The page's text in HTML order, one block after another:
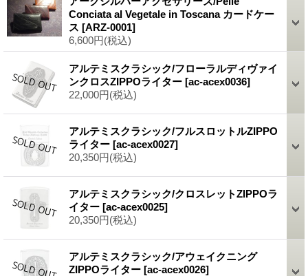
Conciata al Vegetale in Toscana カードケー
ス [ARZ-0001]
6,600円(税込)
アルテミスクラシック/フローラルディヴァイ
ンクロスZIPPOライター [ac-acex0036]
22,000円(税込)
アルテミスクラシック/フルスロットルZIPPO
ライター [ac-acex0027]
20,350円(税込)
アルテミスクラシック/クロスレットZIPPOラ
イター [ac-acex0025]
20,350円(税込)
アルテミスクラシック/アウェイクニング
ZIPPOライター [ac-acex0026]